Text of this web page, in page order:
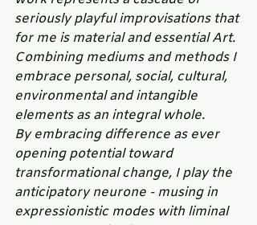
seriously playful improvisations that
for me is material and essential Art.
Combining mediums and methods I
embrace personal, social, cultural,
environmental and intangible
elements as an integral whole.
By embracing difference as ever
opening potential toward
transformational change, I play the
anticipatory neurone - musing in
expressionistic modes with liminal